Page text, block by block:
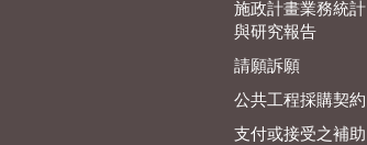
施政計畫業務統計
與研究報告
請願訴願
公共工程採購契約
支付或接受之補助